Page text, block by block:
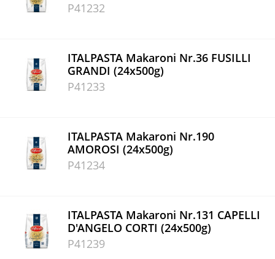
P41232
ITALPASTA Makaroni Nr.36 FUSILLI
GRANDI (24x500g)
P41233
ITALPASTA Makaroni Nr.190
AMOROSI (24x500g)
P41234
ITALPASTA Makaroni Nr.131 CAPELLI
D'ANGELO CORTI (24x500g)
P41239